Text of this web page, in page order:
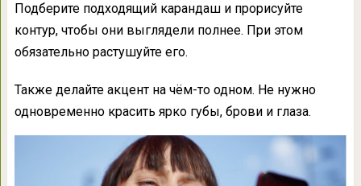
Подберите подходящий карандаш и прорисуйте
контур, чтобы они выглядели полнее. При этом
обязательно растушуйте его.
Также делайте акцент на чём-то одном. Не нужно
одновременно красить ярко губы, брови и глаза.